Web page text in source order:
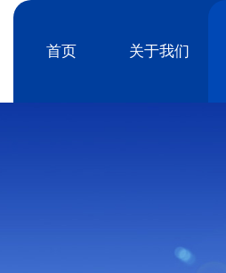
首页 关于我们